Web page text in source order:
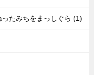
たみちをまっしぐら (1)